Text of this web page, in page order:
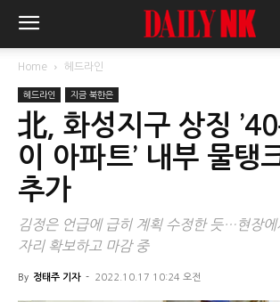
Home 헤드라인
헤드라인 지금 북한은
北, 화성지구 상징
이 아파트’ 내부 물탱
추가
김정은 언급에 급히 계획 수정한 듯…현장
자리 확보하고 마감 중
By 정태주 기자 - 2022.10.17 10:24 오전